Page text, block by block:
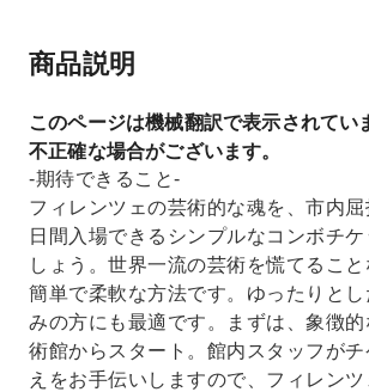
商品説明
このページは機械翻訳で表示されてい
不正確な場合がございます。
-期待できること-
フィレンツェの芸術的な魂を、市内
日間入場できるシンプルなコンボチケ
しょう。世界一流の芸術を慌てること
簡単で柔軟な方法です。ゆったりと
みの方にも最適です。まずは、象徴
術館からスタート。館内スタッフが
えをお手伝いしますので、フィレン